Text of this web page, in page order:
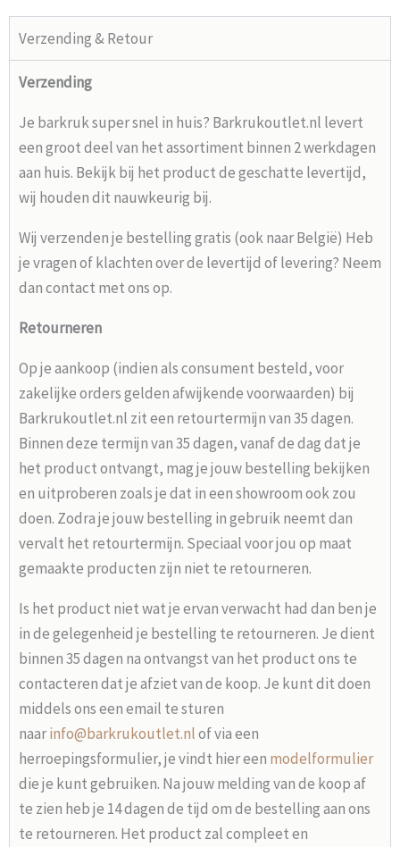
Verzending & Retour
Verzending
Je barkruk super snel in huis? Barkrukoutlet.nl levert
een groot deel van het assortiment binnen 2 werkdagen
aan huis. Bekijk bij het product de geschatte levertijd,
wij houden dit nauwkeurig bij.
Wij verzenden je bestelling gratis (ook naar België) Heb
je vragen of klachten over de levertijd of levering? Neem
dan contact met ons op.
Retourneren
Op je aankoop (indien als consument besteld, voor
zakelijke orders gelden afwijkende voorwaarden) bij
Barkrukoutlet.nl zit een retourtermijn van 35 dagen.
Binnen deze termijn van 35 dagen, vanaf de dag dat je
het product ontvangt, mag je jouw bestelling bekijken
en uitproberen zoals je dat in een showroom ook zou
doen. Zodra je jouw bestelling in gebruik neemt dan
vervalt het retourtermijn. Speciaal voor jou op maat
gemaakte producten zijn niet te retourneren.
Is het product niet wat je ervan verwacht had dan ben je
in de gelegenheid je bestelling te retourneren. Je dient
binnen 35 dagen na ontvangst van het product ons te
contacteren dat je afziet van de koop. Je kunt dit doen
middels ons een email te sturen
naarinfo@barkrukoutlet.nlof via een
herroepingsformulier, je vindt hier een modelformulier
die je kunt gebruiken. Na jouw melding van de koop af
te zien heb je 14 dagen de tijd om de bestelling aan ons
te retourneren. Het product zal compleet en